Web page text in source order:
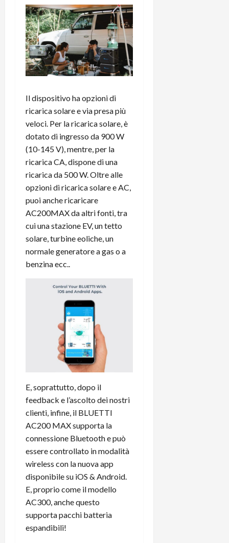
Il dispositivo ha opzioni di
ricarica solare e via presa più
veloci. Per la ricarica solare, è
dotato di ingresso da 900 W
(10-145 V), mentre, per la
ricarica CA, dispone di una
ricarica da 500 W. Oltre alle
opzioni di ricarica solare e AC,
puoi anche ricaricare
AC200MAX da altri fonti, tra
cui una stazione EV, un tetto
solare, turbine eoliche, un
normale generatore a gas o a
benzina ecc..
E, soprattutto, dopo il
feedback e l’ascolto dei nostri
clienti, infine, il BLUETTI
AC200 MAX supporta la
connessione Bluetooth e può
essere controllato in modalità
wireless con la nuova app
disponibile su iOS & Android.
E, proprio come il modello
AC300, anche questo
supporta pacchi batteria
espandibili!